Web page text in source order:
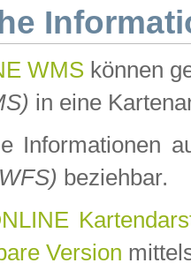
WMS können
in eine
Informationen
beziehbar.
Version